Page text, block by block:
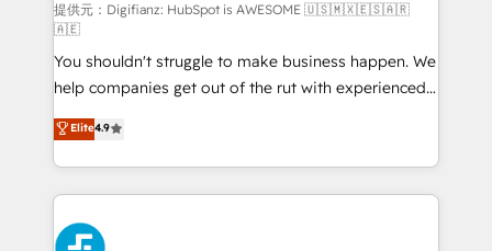
makes us different? 🚀 Top 0.5% of global HubSpot
agencies ⚙️ The strongest technical ability and
integration capabilities 💼 Consultative, long-term
partners who will embed ourselves into your
business, processes and systems 🏢 We specialise in
working with mid-market and enterprise
organisations, global organisations and those with
complex use cases 🏆 CRM Implementation,
Platform Enablement, Custom Integration and
提供元：Digifianz: HubSpot is AWESOME 🇺🇸🇲🇽🇪🇸🇦🇷
🇦🇪
You shouldn't struggle to make business happen. We
help companies get out of the rut with experienced,
process-oriented teams implementing HubSpot
Marketing, Sales, Service, CMS and Operations Hub,
so selling and actually engaging with your customers
feels easy and pain-free. We are a top ranked
HubSpot Elite Partner, winner of Rookie of the Year
and Customer First Awards, 4.9/5 rating in HubSpot
Elite4.9